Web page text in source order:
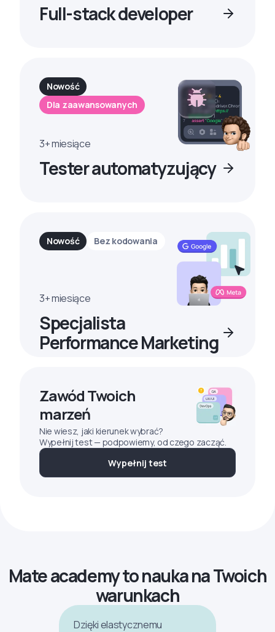
Full-stack developer
Nowość
Dla zaawansowanych
3+ miesiące
Tester automatyzujący
Nowość Bez kodowania
3+ miesiące
Specjalista
Performance Marketing
Zawód Twoich
marzeń
Nie wiesz, jaki kierunek wybrać?
Wypełnij test — podpowiemy, od czego zacząć.
Wypełnij test
Mate academy to nauka na Twoich
warunkach
Dzięki elastycznemu